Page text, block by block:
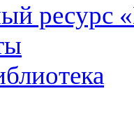
ресурс